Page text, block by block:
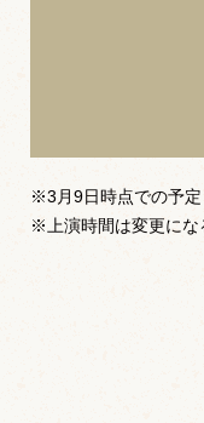
※3月9日時点での予定
※上演時間は変更にな